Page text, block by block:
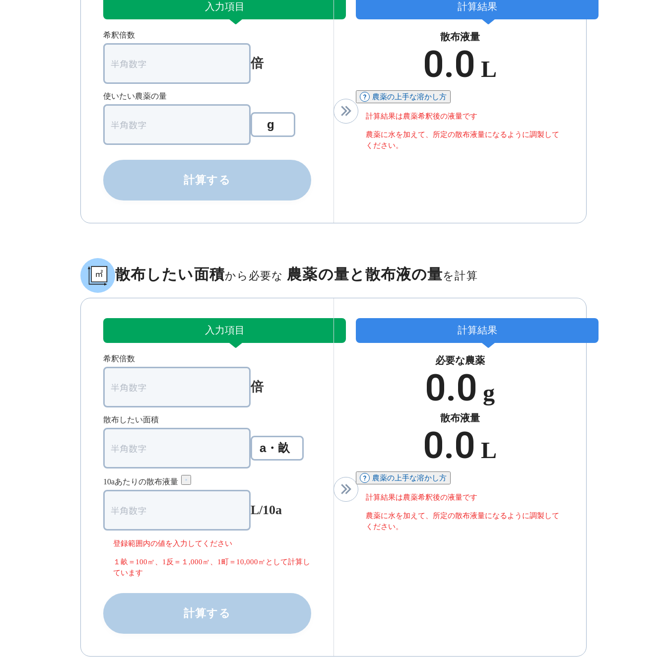
入力項目
希釈倍数
倍
使いたい農薬の量
作りたい散布液の量の単位を選択してください
g
計算する
計算結果
散布液量
0.0 L
農薬の上手な溶かし方
計算結果は農薬希釈後の液量です
農薬に水を加えて、所定の散布液量になるように調製して
ください。
散布したい面積から必要な 農薬の量と散布液の量を計算
入力項目
希釈倍数
倍
散布したい面積
散布したい面積の単位を選択してください
a・畝
10aあたりの散布液量
「10a当たりの散布液量」の値について
L/10a
登録範囲内の値を入力してください
１畝＝100㎡、1反＝１,000㎡、1町＝10,000㎡として計算し
ています
計算する
計算結果
必要な農薬
0.0 g
散布液量
0.0 L
農薬の上手な溶かし方
計算結果は農薬希釈後の液量です
農薬に水を加えて、所定の散布液量になるように調製して
ください。